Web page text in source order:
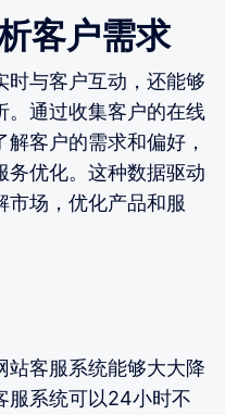
客户需求
时与客户互动，还能够
。通过收集客户的在线
客户的需求和偏好，
务优化。这种数据驱动
市场，优化产品和服
站客服系统能够大大降
服系统可以24小时不